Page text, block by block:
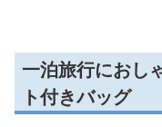
一泊旅行におし
ト付きバッグ